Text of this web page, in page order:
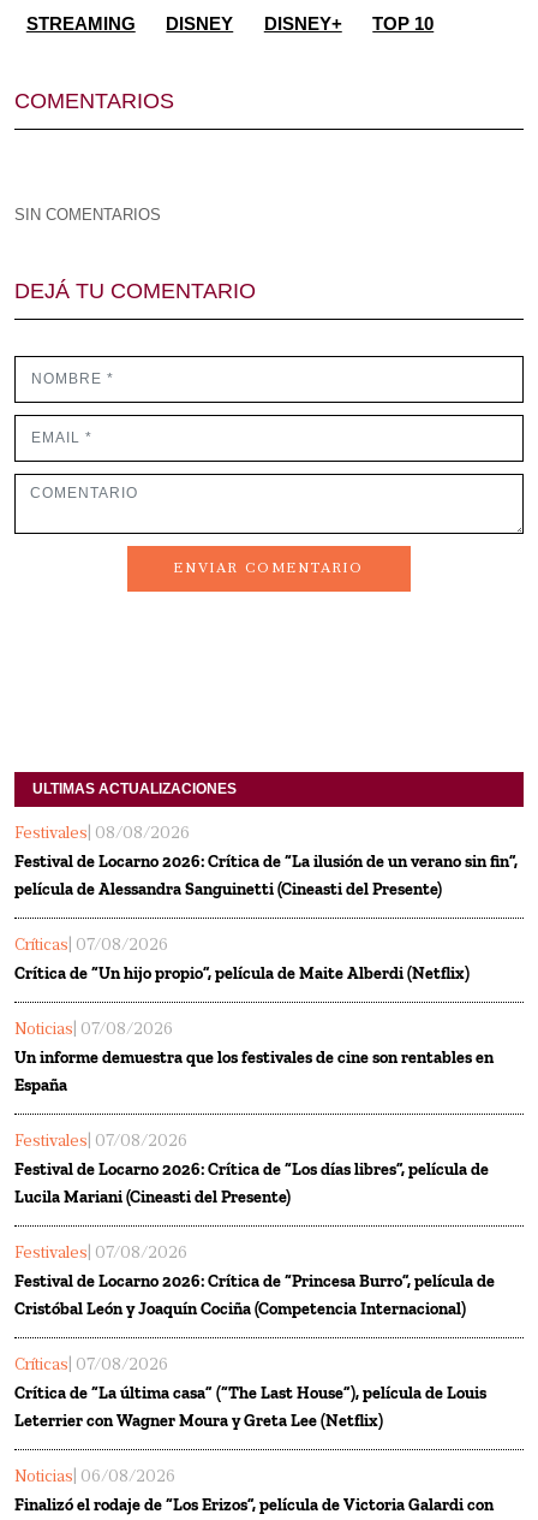
STREAMING DISNEY DISNEY+ TOP 10
COMENTARIOS
SIN COMENTARIOS
DEJÁ TU COMENTARIO
ENVIAR COMENTARIO
ULTIMAS ACTUALIZACIONES
Festivales | 08/08/2026
Festival de Locarno 2026: Crítica de “La ilusión de un verano sin fin”,
película de Alessandra Sanguinetti (Cineasti del Presente)
Críticas | 07/08/2026
Crítica de “Un hijo propio”, película de Maite Alberdi (Netflix)
Noticias | 07/08/2026
Un informe demuestra que los festivales de cine son rentables en
España
Festivales | 07/08/2026
Festival de Locarno 2026: Crítica de “Los días libres”, película de
Lucila Mariani (Cineasti del Presente)
Festivales | 07/08/2026
Festival de Locarno 2026: Crítica de “Princesa Burro”, película de
Cristóbal León y Joaquín Cociña (Competencia Internacional)
Críticas | 07/08/2026
Crítica de “La última casa” (“The Last House”), película de Louis
Leterrier con Wagner Moura y Greta Lee (Netflix)
Noticias | 06/08/2026
Finalizó el rodaje de “Los Erizos”, película de Victoria Galardi con